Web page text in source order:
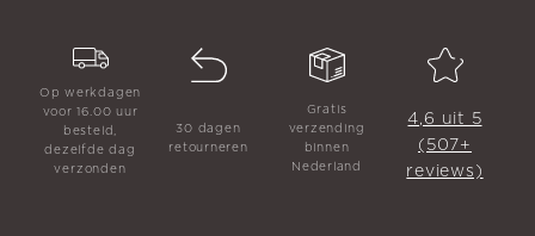
Op werkdagen
voor 16.00 uur
besteld,
dezelfde dag
verzonden
30 dagen
retourneren
Gratis
verzending
binnen
Nederland
4,6 uit 5
(507+
reviews)